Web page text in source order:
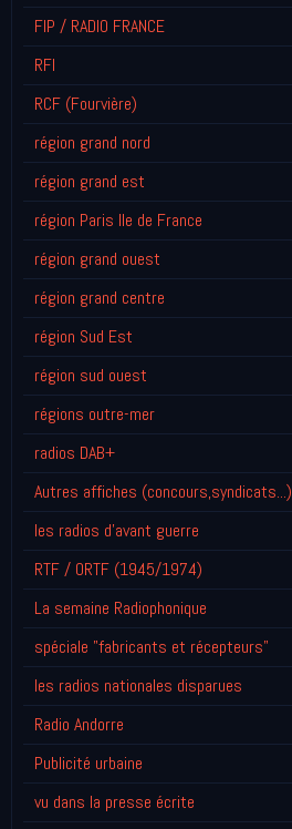
FIP / RADIO FRANCE
RFI
RCF (Fourvière)
région grand nord
région grand est
région Paris Ile de France
région grand ouest
région grand centre
région Sud Est
région sud ouest
régions outre-mer
radios DAB+
Autres affiches (concours,syndicats...)
les radios d'avant guerre
RTF / ORTF (1945/1974)
La semaine Radiophonique
spéciale "fabricants et récepteurs"
les radios nationales disparues
Radio Andorre
Publicité urbaine
vu dans la presse écrite